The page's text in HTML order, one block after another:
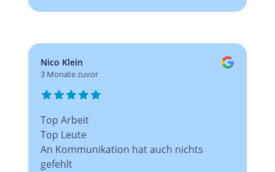
Nico Klein
3 Monate zuvor
Top Arbeit
Top Leute
An Kommunikation hat auch nichts
gefehlt